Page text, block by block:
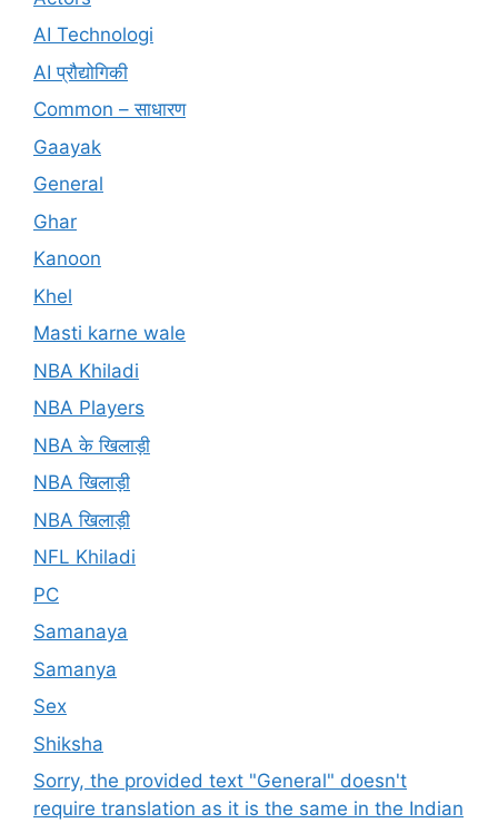
AI Technologi
AI प्रौद्योगिकी
Common – साधारण
Gaayak
General
Ghar
Kanoon
Khel
Masti karne wale
NBA Khiladi
NBA Players
NBA के खिलाड़ी
NBA खिलाड़ी
NBA खिलाड़ी
NFL Khiladi
PC
Samanaya
Samanya
Sex
Shiksha
Sorry, the provided text "General" doesn't
require translation as it is the same in the Indian